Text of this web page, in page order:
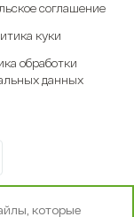
соглашение
куки
обработки
данных
г. которые